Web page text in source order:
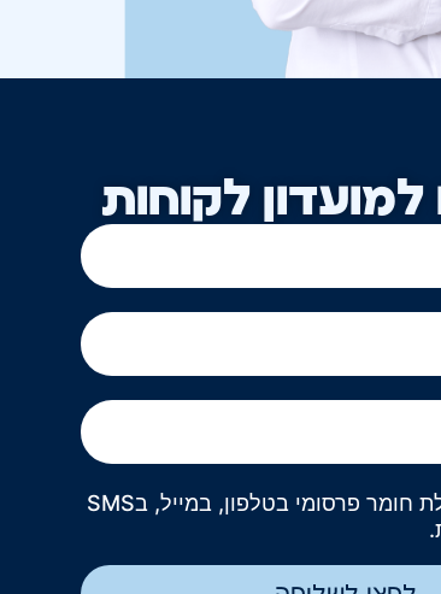
לקוחות
אני מאשר/ת קבלת חומר פרסומי בטלפון, במייל, בSMS